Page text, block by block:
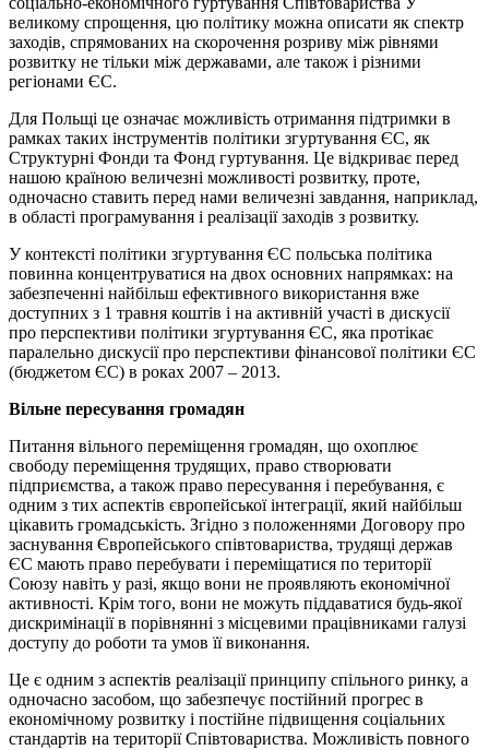
великому спрощення, цю політику можна описати як спектр
заходів, спрямованих на скорочення розриву між рівнями
розвитку не тільки між державами, але також і різними
регіонами ЄС.
Для Польщі це означає можливість отримання підтримки в
рамках таких інструментів політики згуртування ЄС, як
Структурні Фонди та Фонд гуртування. Це відкриває перед
нашою країною величезні можливості розвитку, проте,
одночасно ставить перед нами величезні завдання, наприклад,
в області програмування і реалізації заходів з розвитку.
У контексті політики згуртування ЄС польська політика
повинна концентруватися на двох основних напрямках: на
забезпеченні найбільш ефективного використання вже
доступних з 1 травня коштів і на активній участі в дискусії
про перспективи політики згуртування ЄС, яка протікає
паралельно дискусії про перспективи фінансової політики ЄС
(бюджетом ЄС) в роках 2007 – 2013.
Вільне пересування громадян
Питання вільного переміщення громадян, що охоплює
свободу переміщення трудящих, право створювати
підприємства, а також право пересування і перебування, є
одним з тих аспектів європейської інтеграції, який найбільш
цікавить громадськість. Згідно з положеннями Договору про
заснування Європейського співтовариства, трудящі держав
ЄС мають право перебувати і переміщатися по території
Союзу навіть у разі, якщо вони не проявляють економічної
активності. Крім того, вони не можуть піддаватися будь-якої
дискримінації в порівнянні з місцевими працівниками галузі
доступу до роботи та умов її виконання.
Це є одним з аспектів реалізації принципу спільного ринку, а
одночасно засобом, що забезпечує постійний прогрес в
економічному розвитку і постійне підвищення соціальних
стандартів на території Співтовариства. Можливість повного